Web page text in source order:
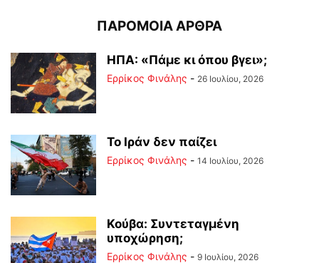
ΠΑΡΟΜΟΙΑ ΑΡΘΡΑ
ΗΠΑ: «Πάμε κι όπου βγει»;
Ερρίκος Φινάλης - 26 Ιουλίου, 2026
Το Ιράν δεν παίζει
Ερρίκος Φινάλης - 14 Ιουλίου, 2026
Κούβα: Συντεταγμένη
υποχώρηση;
Ερρίκος Φινάλης - 9 Ιουλίου, 2026